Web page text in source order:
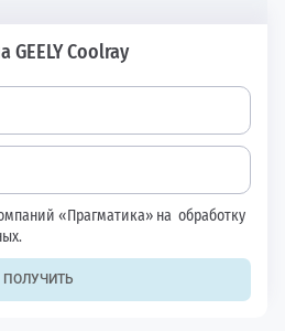
Coolray
«Прагматика» на обработку
ПОЛУЧИТЬ